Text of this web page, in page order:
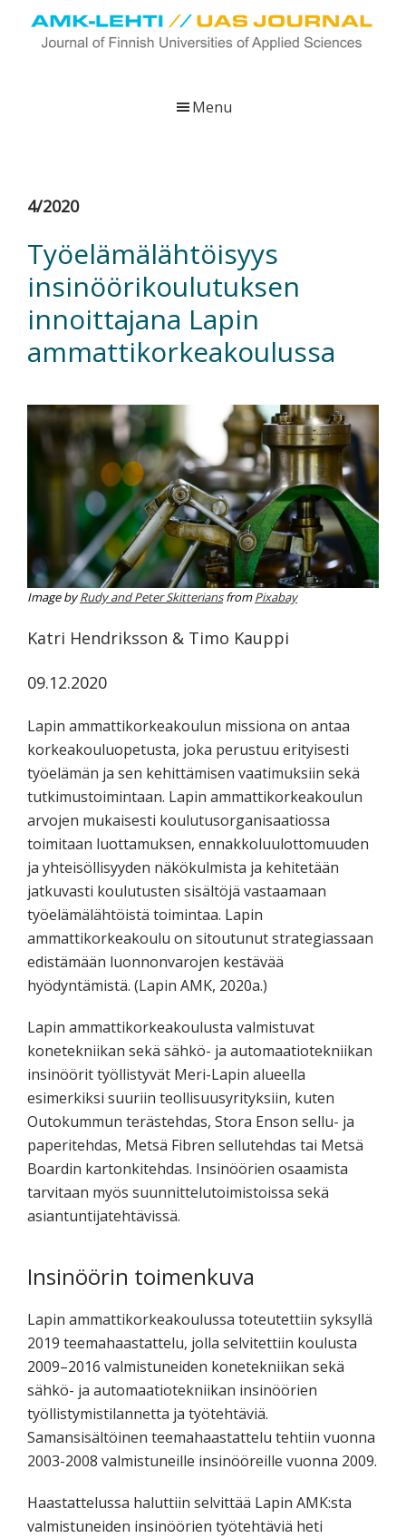
viestittää
tutkimus-,
kehittämis-
innovaatiotoiminnasta
sekä
tutkimuksesta
kaikille
kiinnostuneille.
Menu
4/2020
Työelämälähtöisyys
insinöörikoulutuksen
innoittajana Lapin
ammattikorkeakoulussa
Image byRudy and Peter SkitteriansfromPixabay
Katri Hendriksson & Timo Kauppi
09.12.2020
Lapin ammattikorkeakoulun missiona on antaa
korkeakouluopetusta, joka perustuu erityisesti
työelämän ja sen kehittämisen vaatimuksiin sekä
tutkimustoimintaan. Lapin ammattikorkeakoulun
arvojen mukaisesti koulutusorganisaatiossa
toimitaan luottamuksen, ennakkoluulottomuuden
ja yhteisöllisyyden näkökulmista ja kehitetään
jatkuvasti koulutusten sisältöjä vastaamaan
työelämälähtöistä toimintaa. Lapin
ammattikorkeakoulu on sitoutunut strategiassaan
edistämään luonnonvarojen kestävää
hyödyntämistä. (Lapin AMK, 2020a.)
Lapin ammattikorkeakoulusta valmistuvat
konetekniikan sekä sähkö- ja automaatiotekniikan
insinöörit työllistyvät Meri-Lapin alueella
esimerkiksi suuriin teollisuusyrityksiin, kuten
Outokummun terästehdas, Stora Enson sellu- ja
paperitehdas, Metsä Fibren sellutehdas tai Metsä
Boardin kartonkitehdas. Insinöörien osaamista
tarvitaan myös suunnittelutoimistoissa sekä
asiantuntijatehtävissä.
Insinöörin toimenkuva
Lapin ammattikorkeakoulussa toteutettiin syksyllä
2019 teemahaastattelu, jolla selvitettiin koulusta
2009–2016 valmistuneiden konetekniikan sekä
sähkö- ja automaatiotekniikan insinöörien
työllistymistilannetta ja työtehtäviä.
Samansisältöinen teemahaastattelu tehtiin vuonna
2003-2008 valmistuneille insinööreille vuonna 2009.
Haastattelussa haluttiin selvittää Lapin AMK:sta
valmistuneiden insinöörien työtehtäviä heti